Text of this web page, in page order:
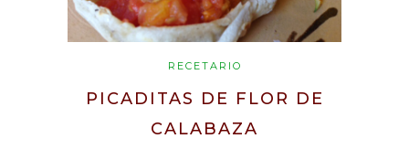
RECETARIO
PICADITAS DE FLOR DE
CALABAZA